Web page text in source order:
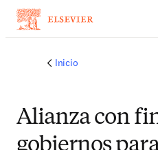
Inicio
Alianza con